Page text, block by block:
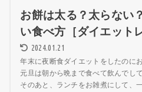
お餅は太る？太らない
い食べ方［ダイエット
2024.01.21
年末に夜断食ダイエットをしたのに
元旦は朝から晩まで食べて飲んでし
そのあと、ランチをお雑煮にして、